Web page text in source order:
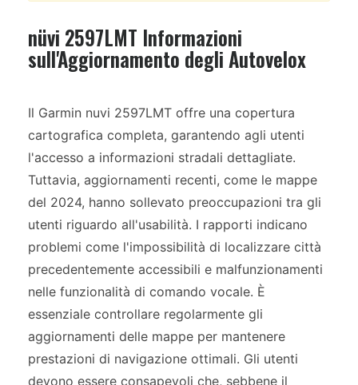
nüvi 2597LMT Informazioni
sull'Aggiornamento degli Autovelox
Il Garmin nuvi 2597LMT offre una copertura
cartografica completa, garantendo agli utenti
l'accesso a informazioni stradali dettagliate.
Tuttavia, aggiornamenti recenti, come le mappe
del 2024, hanno sollevato preoccupazioni tra gli
utenti riguardo all'usabilità. I rapporti indicano
problemi come l'impossibilità di localizzare città
precedentemente accessibili e malfunzionamenti
nelle funzionalità di comando vocale. È
essenziale controllare regolarmente gli
aggiornamenti delle mappe per mantenere
prestazioni di navigazione ottimali. Gli utenti
devono essere consapevoli che, sebbene il